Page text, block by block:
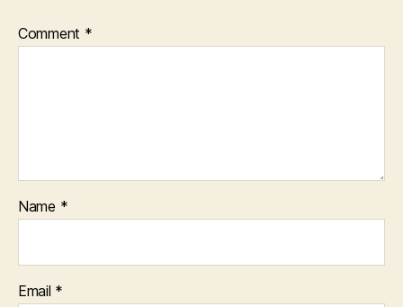
Comment *
Name *
Email *